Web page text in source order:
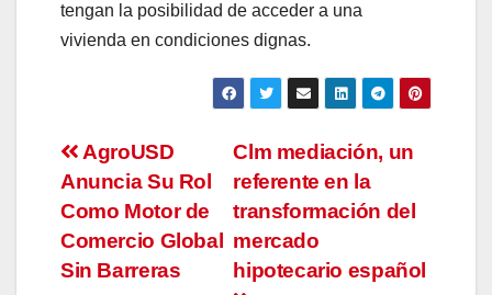
tengan la posibilidad de acceder a una
vivienda en condiciones dignas.
Navegación
de
entradas
Clm mediación, un
referente en la
transformación del
mercado
hipotecario español
AgroUSD
Anuncia Su Rol
Como Motor de
Comercio Global
Sin Barreras